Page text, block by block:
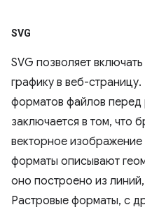
SVG
SVG позволяет
графику в веб-
форматов файлов
заключается в том, что
векторное
форматы описывают
оно построено из
Растровые форматы, с